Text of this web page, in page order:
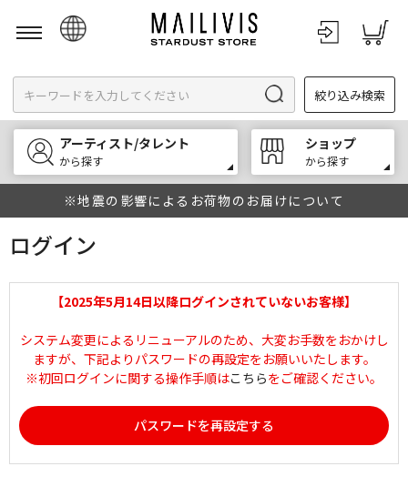
English
한국어
中文
絞り込み検索
アーティスト/タレント
から探す
ショップ
から探す
※地震の影響によるお荷物のお届けについて
ログイン
【2025年5月14日以降ログインされていないお客様】
システム変更によるリニューアルのため、大変お手数をおかけし
ますが、下記よりパスワードの再設定をお願いいたします。
※初回ログインに関する操作手順はこちらをご確認ください。
パスワードを再設定する